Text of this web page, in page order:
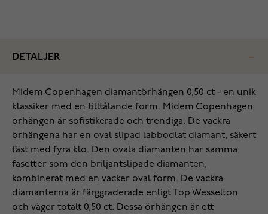
DETALJER
Midem Copenhagen diamantörhängen 0,50 ct - en unik
klassiker med en tilltålande form. Midem Copenhagen
örhängen är sofistikerade och trendiga. De vackra
örhängena har en oval slipad labbodlat diamant, säkert
fäst med fyra klo. Den ovala diamanten har samma
fasetter som den briljantslipade diamanten,
kombinerat med en vacker oval form. De vackra
diamanterna är färggraderade enligt Top Wesselton
och väger totalt 0,50 ct. Dessa örhängen är ett